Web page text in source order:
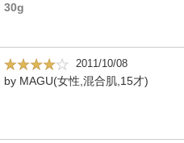
30g
2011/10/08
by MAGU(女性,混合肌,15才)